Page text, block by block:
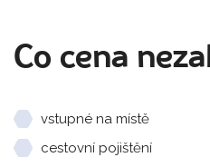
Co cena
vstupné na místě
cestovní pojištění